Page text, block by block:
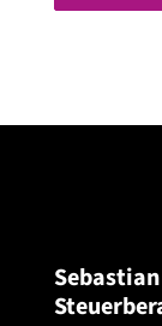
t
i